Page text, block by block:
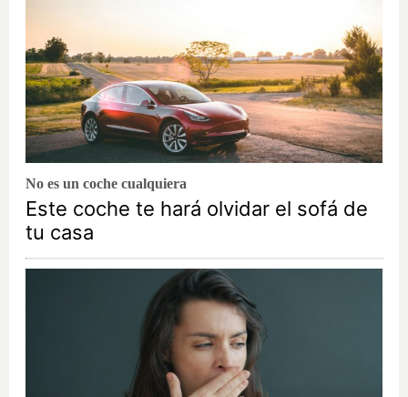
No es un coche cualquiera
Este coche te hará olvidar el sofá de
tu casa